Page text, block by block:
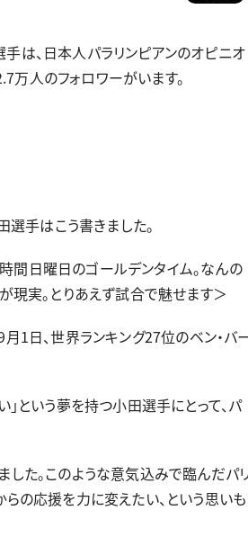
は、日本人パラリンピアンのオピニオ
万人のフォロワーがいます。
選手はこう書きました。
間日曜日のゴールデンタイム。なんの
現実。とりあえず試合で魅せます＞
1日、世界ランキング27位のベン・バ
という夢を持つ小田選手にとって、パ
した。このような意気込みで臨んだパ
の応援を力に変えたい、という思いも